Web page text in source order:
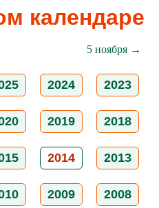
календаре
5 ноября →
2024 2023
2019 2018
2014 2013
2009 2008